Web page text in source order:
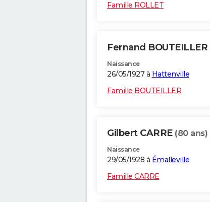
Famille ROLLET
Fernand BOUTEILLER
Naissance
26/05/1927 à Hattenville
Famille BOUTEILLER
Gilbert CARRE (80 ans)
Naissance
29/05/1928 à Émalleville
Famille CARRE